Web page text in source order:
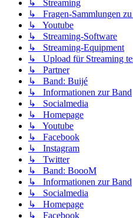
↳ Streaming
↳ Fragen-Sammlungen zu
↳ Youtube
↳ Streaming-Software
↳ Streaming-Equipment
↳ Upload für Streaming
↳ Partner
↳ Band: Buijé
↳ Informationen zur Band
↳ Socialmedia
↳ Homepage
↳ Youtube
↳ Facebook
↳ Instagram
↳ Twitter
↳ Band: BoooM
↳ Informationen zur Band
↳ Socialmedia
↳ Homepage
↳ Facebook